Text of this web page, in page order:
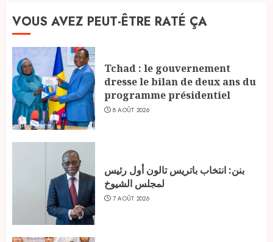
VOUS AVEZ PEUT-ÊTRE RATÉ ÇA
Tchad : le gouvernement
dresse le bilan de deux ans du
programme présidentiel
8 AOÛT 2026
بنن: انتخاب باتريس تالون أول رئيس
لمجلس الشيوخ
7 AOÛT 2026